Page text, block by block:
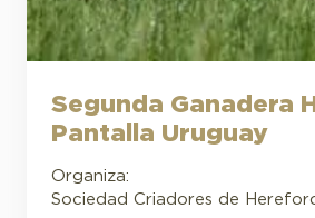
Segunda Ganadera
Pantalla Uruguay
Organiza:
Sociedad Criadores de